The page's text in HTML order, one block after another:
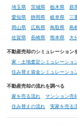
埼玉県 茨城県 栃木県 群
愛知県 静岡県 岐阜県 三
岡山県 広島県 鳥取県 島
佐賀県 長崎県 熊本県 大
不動産売却のシミュレーション
家・土地査定シミュレーショ
住み替え資金シミュレーショ
不動産売却の流れを調べる
家を売る流れ マンション売
住み替えの流れ 実家を売る